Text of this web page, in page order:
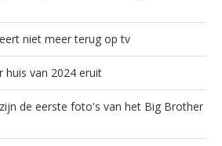
niet meer terug op tv
huis van 2024 eruit
de eerste foto's van het Big Brother